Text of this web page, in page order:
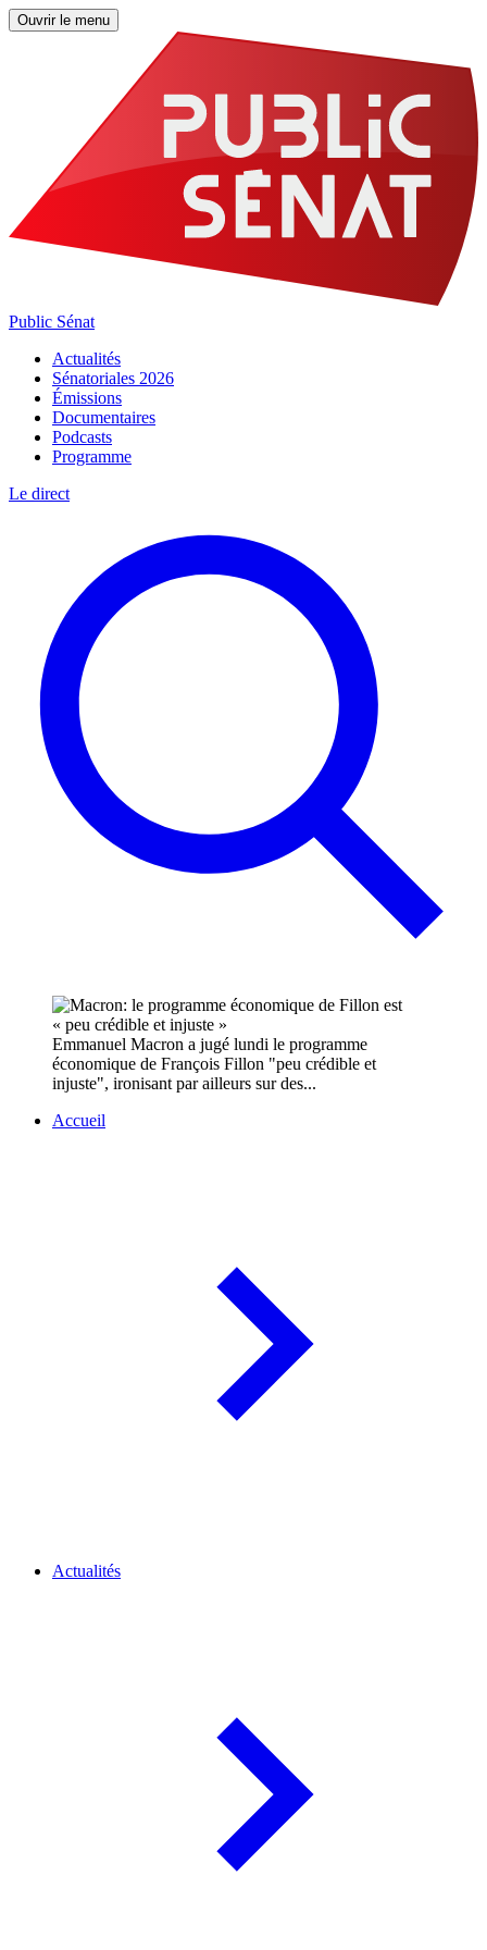
Ouvrir le menu
Public Sénat
Actualités
Sénatoriales 2026
Émissions
Documentaires
Podcasts
Programme
Le direct
Emmanuel Macron a jugé lundi le programme
économique de François Fillon "peu crédible et
injuste", ironisant par ailleurs sur des...
Accueil
Actualités